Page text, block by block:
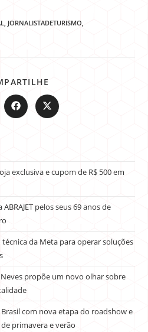
, JORNALISTADETURISMO,
exclusiva e cupom de R$ 500 em
pelos seus 69 anos de
da Meta para operar soluções
propõe um novo olhar sobre
com nova etapa do roadshow e
primavera e verão